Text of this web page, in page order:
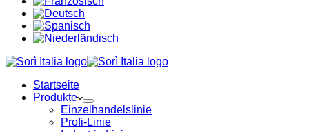
Startseite
Produkte
Einzelhandelslinie
Profi-Linie